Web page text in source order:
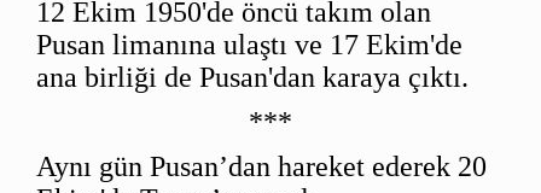
12 Ekim 1950'de öncü takım olan
Pusan limanına ulaştı ve 17 Ekim'de
ana birliği de Pusan'dan karaya çıktı.
***
Aynı gün Pusan’dan hareket ederek 20